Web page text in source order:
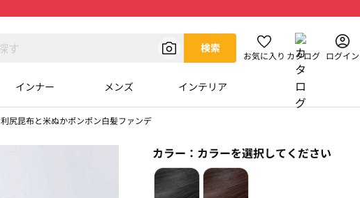
検索
お気に入り カタログ ログイン
インナー メンズ インテリア
利尻昆布と米ぬかポンポン白髪ファンデ
カラー： カラーを選択してください